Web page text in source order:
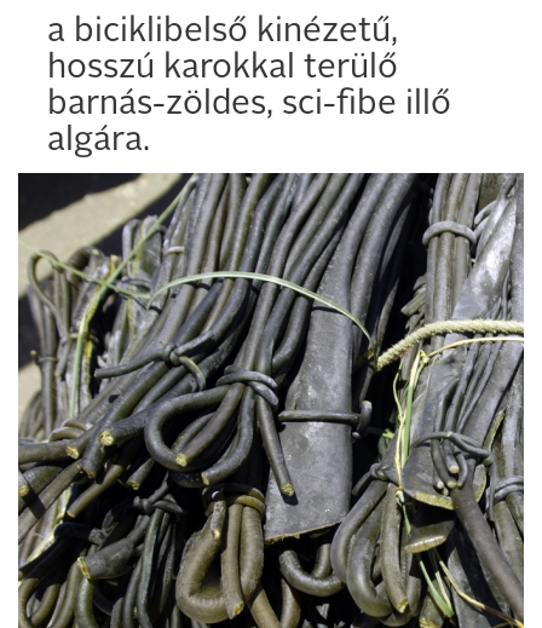
a biciklibelső kinézetű,
hosszú karokkal terülő
barnás-zöldes, sci-fibe illő
algára.